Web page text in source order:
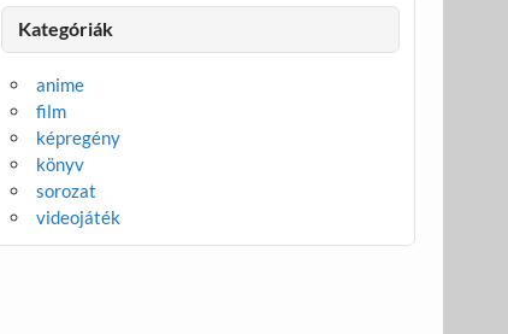
Kategóriák
anime
film
képregény
könyv
sorozat
videojáték